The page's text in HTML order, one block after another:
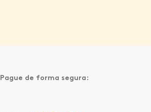
Pague de forma segura: